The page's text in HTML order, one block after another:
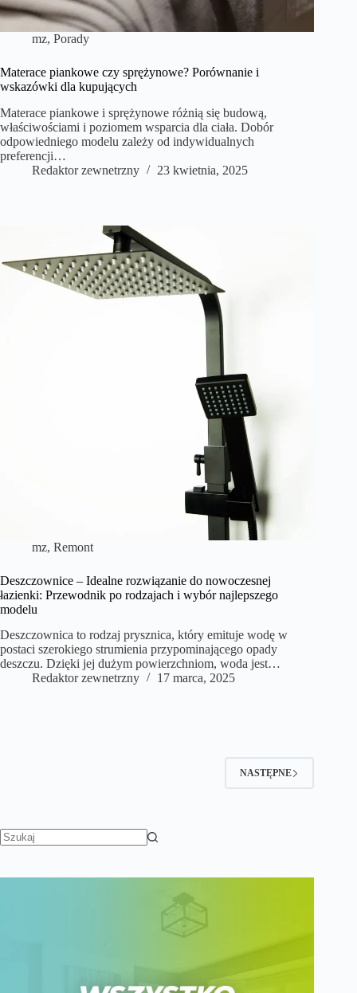
mz, Porady
Materace piankowe czy sprężynowe? Porównanie i
wskazówki dla kupujących
Materace piankowe i sprężynowe różnią się budową,
właściwościami i poziomem wsparcia dla ciała. Dobór
odpowiedniego modelu zależy od indywidualnych
preferencji…
Redaktor zewnetrzny
23 kwietnia, 2025
mz, Remont
Deszczownice – Idealne rozwiązanie do nowoczesnej
łazienki: Przewodnik po rodzajach i wybór najlepszego
modelu
Deszczownica to rodzaj prysznica, który emituje wodę w
postaci szerokiego strumienia przypominającego opady
deszczu. Dzięki jej dużym powierzchniom, woda jest…
Redaktor zewnetrzny
17 marca, 2025
NASTĘPNE